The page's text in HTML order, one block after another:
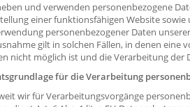
und verwenden personenbezogene
einer funktionsfähigen Website
personenbezogener Daten
gilt in solchen Fällen, in denen eine
nicht möglich ist und die Verarbeitung
für die Verarbeitung
wir für Verarbeitungsvorgänge